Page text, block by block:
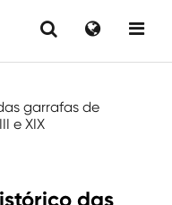
garrafas de
e XIX
das